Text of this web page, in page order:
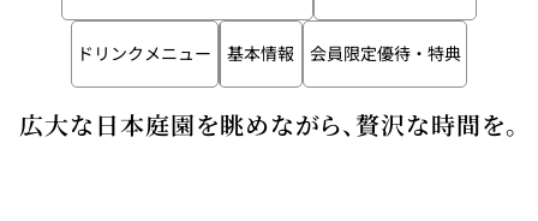
トゥールダル
ジャン 東京
トレーダーヴ
ィックス 東京
ベッラ・ヴィ
スタ ガンシップ
オーバカナル
ドリンクメニュー 基本情報 会員限定優待・特典
広大な日本庭園を眺めながら、贅沢な時間を。